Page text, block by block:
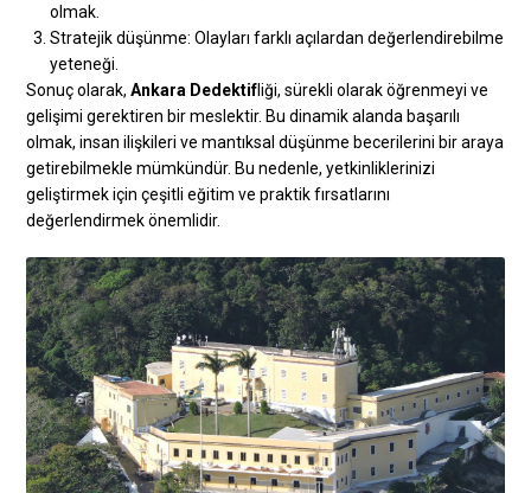
olmak.
Stratejik düşünme: Olayları farklı açılardan değerlendirebilme
yeteneği.
Sonuç olarak,Ankara Dedektifliği, sürekli olarak öğrenmeyi ve
gelişimi gerektiren bir meslektir. Bu dinamik alanda başarılı
olmak, insan ilişkileri ve mantıksal düşünme becerilerini bir araya
getirebilmekle mümkündür. Bu nedenle, yetkinliklerinizi
geliştirmek için çeşitli eğitim ve praktik fırsatlarını
değerlendirmek önemlidir.